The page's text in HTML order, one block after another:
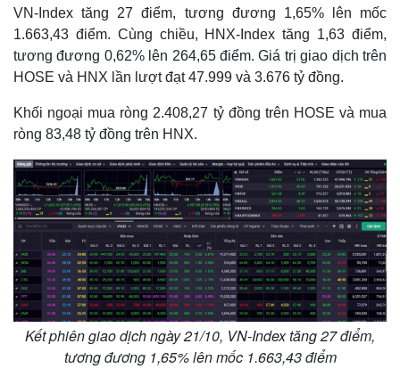
VN-Index tăng 27 điểm, tương đương 1,65% lên mốc
1.663,43 điểm. Cùng chiều, HNX-Index tăng 1,63 điểm,
tương đương 0,62% lên 264,65 điểm. Giá trị giao dịch trên
HOSE và HNX lần lượt đạt 47.999 và 3.676 tỷ đồng.
Khối ngoại mua ròng 2.408,27 tỷ đồng trên HOSE và mua
ròng 83,48 tỷ đồng trên HNX.
Kết phiên giao dịch ngày 21/10, VN-Index tăng 27 điểm,
tương đương 1,65% lên mốc 1.663,43 điểm